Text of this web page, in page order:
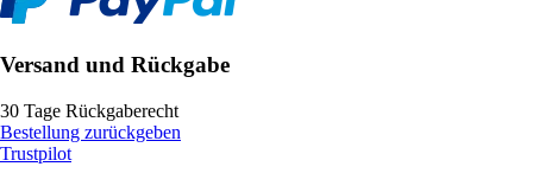
Versand und Rückgabe
30 Tage Rückgaberecht
Bestellung zurückgeben
Trustpilot